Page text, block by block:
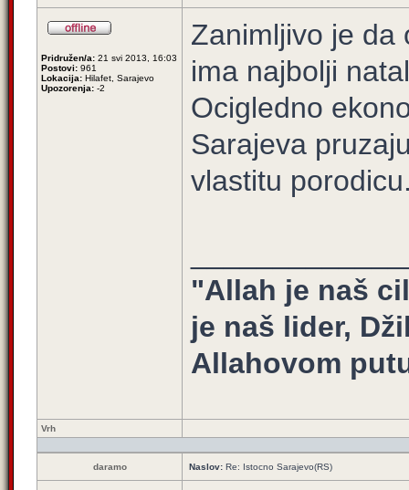
Pridružen/a: 21 svi 2013, 16:03
Postovi: 961
Lokacija: Hilafet, Sarajevo
Upozorenja: -2
Zanimljivo je da
ima najbolji
Ocigledno
Sarajeva
vlastitu
"Allah je naš
je naš lider,
Allahovom
Vrh
daramo Naslov: Re: Istocno Sarajevo(RS)